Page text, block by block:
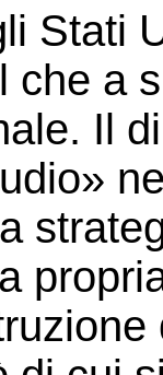
Stati
che a
Il